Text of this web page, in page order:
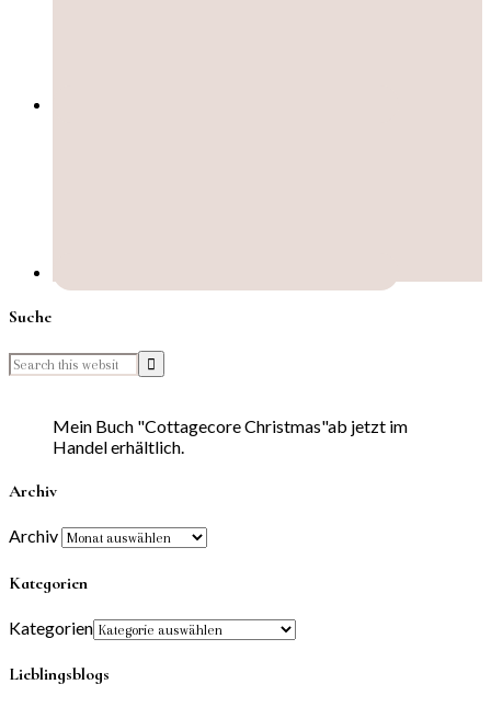
Suche
Mein Buch "Cottagecore Christmas"ab jetzt im
Handel erhältlich.
Archiv
Archiv
Kategorien
Kategorien
Lieblingsblogs